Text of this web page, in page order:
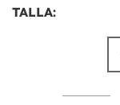
TALLA: